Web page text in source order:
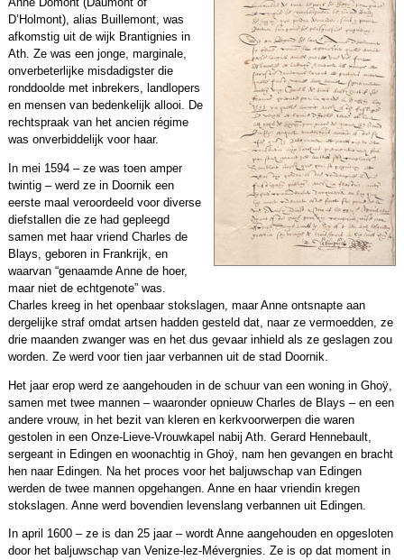
D’Holmont), alias Buillemont, was
afkomstig uit de wijk Brantignies in
Ath. Ze was een jonge, marginale,
onverbeterlijke misdadigster die
ronddoolde met inbrekers, landlopers
en mensen van bedenkelijk allooi. De
rechtspraak van het ancien régime
was onverbiddelijk voor haar.
In mei 1594 – ze was toen amper
twintig – werd ze in Doornik een
eerste maal veroordeeld voor diverse
diefstallen die ze had gepleegd
samen met haar vriend Charles de
Blays, geboren in Frankrijk, en
waarvan “genaamde Anne de hoer,
maar niet de echtgenote” was.
Charles kreeg in het openbaar stokslagen, maar Anne ontsnapte aan
dergelijke straf omdat artsen hadden gesteld dat, naar ze vermoedden, ze
drie maanden zwanger was en het dus gevaar inhield als ze geslagen zou
worden. Ze werd voor tien jaar verbannen uit de stad Doornik.
Het jaar erop werd ze aangehouden in de schuur van een woning in Ghoÿ,
samen met twee mannen – waaronder opnieuw Charles de Blays – en een
andere vrouw, in het bezit van kleren en kerkvoorwerpen die waren
gestolen in een Onze-Lieve-Vrouwkapel nabij Ath. Gerard Hennebault,
sergeant in Edingen en woonachtig in Ghoÿ, nam hen gevangen en bracht
hen naar Edingen. Na het proces voor het baljuwschap van Edingen
werden de twee mannen opgehangen. Anne en haar vriendin kregen
stokslagen. Anne werd bovendien levenslang verbannen uit Edingen.
In april 1600 – ze is dan 25 jaar – wordt Anne aangehouden en opgesloten
door het baljuwschap van Venize-lez-Mévergnies. Ze is op dat moment in